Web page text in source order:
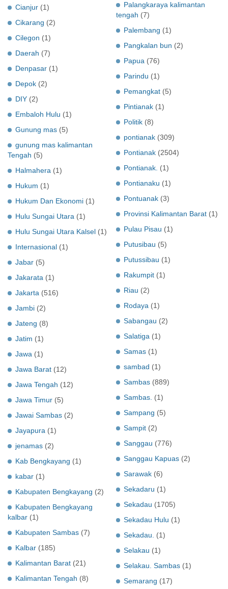
Cianjur (1)
Cikarang (2)
Cilegon (1)
Daerah (7)
Denpasar (1)
Depok (2)
DIY (2)
Embaloh Hulu (1)
Gunung mas (5)
gunung mas kalimantan
Tengah (5)
Halmahera (1)
Hukum (1)
Hukum Dan Ekonomi (1)
Hulu Sungai Utara (1)
Hulu Sungai Utara Kalsel (1)
Internasional (1)
Jabar (5)
Jakarata (1)
Jakarta (516)
Jambi (2)
Jateng (8)
Jatim (1)
Jawa (1)
Jawa Barat (12)
Jawa Tengah (12)
Jawa Timur (5)
Jawai Sambas (2)
Jayapura (1)
jenamas (2)
Kab Bengkayang (1)
kabar (1)
Kabupaten Bengkayang (2)
Kabupaten Bengkayang
kalbar (1)
Kabupaten Sambas (7)
Kalbar (185)
Kalimantan Barat (21)
Kalimantan Tengah (8)
Palangkaraya kalimantan
tengah (7)
Palembang (1)
Pangkalan bun (2)
Papua (76)
Parindu (1)
Pemangkat (5)
Pintianak (1)
Politik (8)
pontianak (309)
Pontianak (2504)
Pontianak. (1)
Pontianaku (1)
Pontuanak (3)
Provinsi Kalimantan Barat (1)
Pulau Pisau (1)
Putusibau (5)
Putussibau (1)
Rakumpit (1)
Riau (2)
Rodaya (1)
Sabangau (2)
Salatiga (1)
Samas (1)
sambad (1)
Sambas (889)
Sambas. (1)
Sampang (5)
Sampit (2)
Sanggau (776)
Sanggau Kapuas (2)
Sarawak (6)
Sekadaru (1)
Sekadau (1705)
Sekadau Hulu (1)
Sekadau.
(1)
Selakau (1)
Selakau. Sambas (1)
Semarang (17)